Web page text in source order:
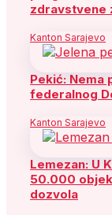
zdravstvene
Kanton Sarajevo
Pekić: Nema
federalnog
Kanton Sarajevo
Lemezan: U
50.000
dozvola